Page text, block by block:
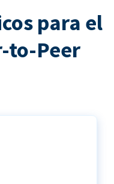
para el
to-Peer